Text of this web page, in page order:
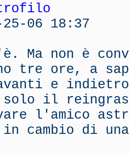
06 18:37
Ma non è
tre ore, a
e indietro
solo il
l'amico
cambio di